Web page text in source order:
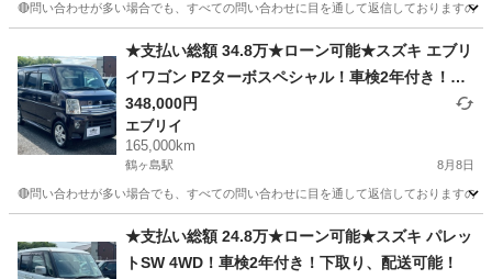
🔴問い合わせが多い場合でも、すべての問い合わせに目を通して返信しております
鶴ヶ島駅 Kei 車両
★支払い総額 34.8万★ローン可能★スズキ エブリ
イワゴン PZターボスペシャル！車検2年付き！下
取り、配送可能！
348,000円
エブリイ
165,000km
鶴ヶ島駅 8月8日
🔴問い合わせが多い場合でも、すべての問い合わせに目を通して返信しております
鶴ヶ島駅 エブリイ
★支払い総額 24.8万★ローン可能★スズキ パレッ
トSW 4WD！車検2年付き！下取り、配送可能！